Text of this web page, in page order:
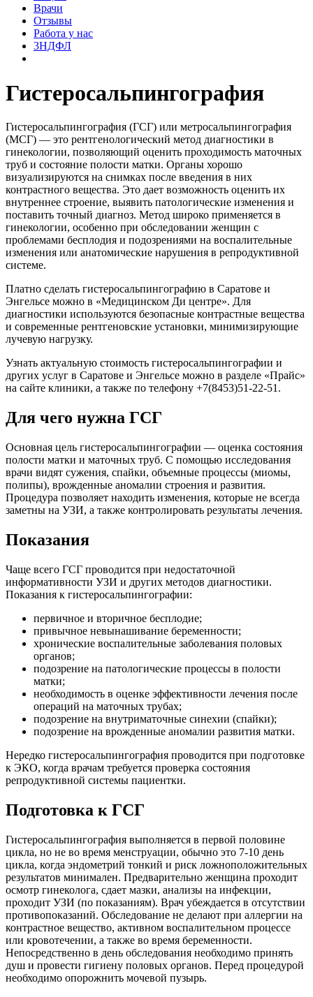
Врачи
Отзывы
Работа у нас
3НДФЛ
Гистеросальпингография
Гистеросальпингография (ГСГ) или метросальпингография
(МСГ) — это рентгенологический метод диагностики в
гинекологии, позволяющий оценить проходимость маточных
труб и состояние полости матки. Органы хорошо
визуализируются на снимках после введения в них
контрастного вещества. Это дает возможность оценить их
внутреннее строение, выявить патологические изменения и
поставить точный диагноз. Метод широко применяется в
гинекологии, особенно при обследовании женщин с
проблемами бесплодия и подозрениями на воспалительные
изменения или анатомические нарушения в репродуктивной
системе.
Платно сделать гистеросальпингографию в Саратове и
Энгельсе можно в «Медицинском Ди центре». Для
диагностики используются безопасные контрастные вещества
и современные рентгеновские установки, минимизирующие
лучевую нагрузку.
Узнать актуальную стоимость гистеросальпингографии и
других услуг в Саратове и Энгельсе можно в разделе «Прайс»
на сайте клиники, а также по телефону +7(8453)51-22-51.
Для чего нужна ГСГ
Основная цель гистеросальпингографии — оценка состояния
полости матки и маточных труб. С помощью исследования
врачи видят сужения, спайки, объемные процессы (миомы,
полипы), врожденные аномалии строения и развития.
Процедура позволяет находить изменения, которые не всегда
заметны на УЗИ, а также контролировать результаты лечения.
Показания
Чаще всего ГСГ проводится при недостаточной
информативности УЗИ и других методов диагностики.
Показания к гистеросальпингографии:
первичное и вторичное бесплодие;
привычное невынашивание беременности;
хронические воспалительные заболевания половых
органов;
подозрение на патологические процессы в полости
матки;
необходимость в оценке эффективности лечения после
операций на маточных трубах;
подозрение на внутриматочные синехии (спайки);
подозрение на врожденные аномалии развития матки.
Нередко гистеросальпингография проводится при подготовке
к ЭКО, когда врачам требуется проверка состояния
репродуктивной системы пациентки.
Подготовка к ГСГ
Гистеросальпингография выполняется в первой половине
цикла, но не во время менструации, обычно это 7-10 день
цикла, когда эндометрий тонкий и риск ложноположительных
результатов минимален. Предварительно женщина проходит
осмотр гинеколога, сдает мазки, анализы на инфекции,
проходит УЗИ (по показаниям). Врач убеждается в отсутствии
противопоказаний. Обследование не делают при аллергии на
контрастное вещество, активном воспалительном процессе
или кровотечении, а также во время беременности.
Непосредственно в день обследования необходимо принять
душ и провести гигиену половых органов. Перед процедурой
необходимо опорожнить мочевой пузырь.